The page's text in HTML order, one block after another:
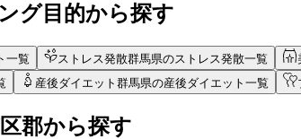
グ目的から探す
一覧 ストレス発散群馬県のストレス発散一覧
産後ダイエット 群馬県の産後ダイエット一覧
郡から探す